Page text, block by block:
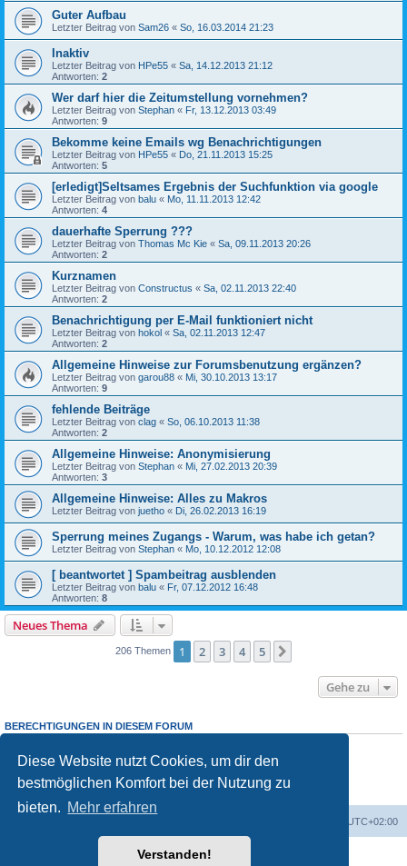
Diese Website nutzt Cookies, um dir den
bestmöglichen Komfort bei der Nutzung zu
bieten. Mehr erfahren
Verstanden!
Guter Aufbau
Letzter Beitrag von Sam26 « So, 16.03.2014 21:23
Inaktiv
Letzter Beitrag von HPe55 « Sa, 14.12.2013 21:12
Antworten: 2
Wer darf hier die Zeitumstellung vornehmen?
Letzter Beitrag von Stephan « Fr, 13.12.2013 03:49
Antworten: 9
Bekomme keine Emails wg Benachrichtigungen
Letzter Beitrag von HPe55 « Do, 21.11.2013 15:25
Antworten: 5
[erledigt]Seltsames Ergebnis der Suchfunktion via google
Letzter Beitrag von balu « Mo, 11.11.2013 12:42
Antworten: 4
dauerhafte Sperrung ???
Letzter Beitrag von Thomas Mc Kie « Sa, 09.11.2013 20:26
Antworten: 2
Kurznamen
Letzter Beitrag von Constructus « Sa, 02.11.2013 22:40
Antworten: 2
Benachrichtigung per E-Mail funktioniert nicht
Letzter Beitrag von hokol « Sa, 02.11.2013 12:47
Antworten: 2
Allgemeine Hinweise zur Forumsbenutzung ergänzen?
Letzter Beitrag von garou88 « Mi, 30.10.2013 13:17
Antworten: 9
fehlende Beiträge
Letzter Beitrag von clag « So, 06.10.2013 11:38
Antworten: 2
Allgemeine Hinweise: Anonymisierung
Letzter Beitrag von Stephan « Mi, 27.02.2013 20:39
Antworten: 3
Allgemeine Hinweise: Alles zu Makros
Letzter Beitrag von juetho « Di, 26.02.2013 16:19
Sperrung meines Zugangs - Warum, was habe ich getan?
Letzter Beitrag von Stephan « Mo, 10.12.2012 12:08
[ beantwortet ] Spambeitrag ausblenden
Letzter Beitrag von balu « Fr, 07.12.2012 16:48
Antworten: 8
Neues Thema
206 Themen 1 2 3 4 5
Gehe zu
BERECHTIGUNGEN IN DIESEM FORUM
Dudarfst Antworten zu Themen in diesem Forum erstellen.
Du darfst deine Beiträge in diesem Forumnichtändern.
Du darfst deine Beiträge in diesem Forum nicht löschen.
keine
UTC+02:00
Powered byphpBB® Forum Software © phpBB Limited